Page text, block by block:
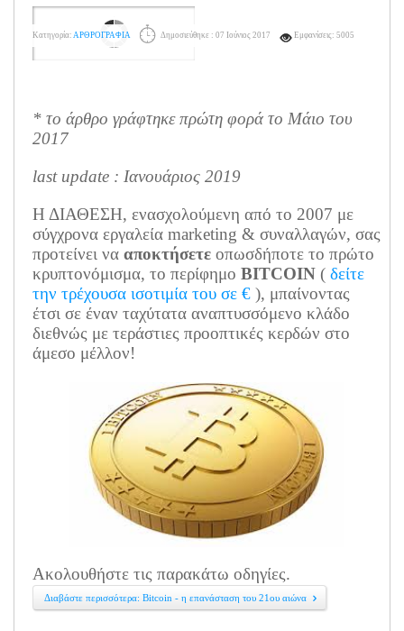
* το άρθρο γράφτηκε πρώτη φορά το Μάιο του
2017
last update : Ιανουάριος 2019
Η ΔΙΑΘΕΣΗ, ενασχολούμενη από το 2007 με
σύγχρονα εργαλεία marketing & συναλλαγών, σας
προτείνει να αποκτήσετε οπωσδήποτε το πρώτο
κρυπτονόμισμα, το περίφημο BITCOIN ( δείτε
την τρέχουσα ισοτιμία του σε € ), μπαίνοντας
έτσι σε έναν ταχύτατα αναπτυσσόμενο κλάδο
διεθνώς με τεράστιες προοπτικές κερδών στο
άμεσο μέλλον!
Ακολουθήστε τις παρακάτω οδηγίες.
Κατηγορία: ΑΡΘΡΟΓΡΑΦΙΑ Δημοσιεύθηκε : 07 Ιούνιος 2017 Εμφανίσεις: 5005
Διαβάστε περισσότερα: Bitcoin - η επανάσταση του 21ου αιώνα